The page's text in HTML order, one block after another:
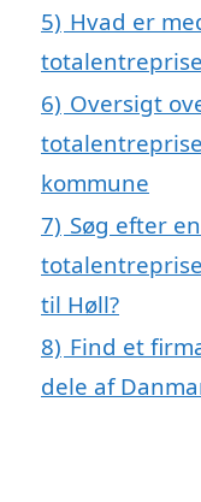
5) Hvad er
6) Oversigt
kommune
7) Søg efter
til Høll?
8) Find et
dele af